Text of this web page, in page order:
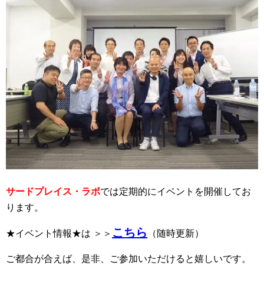
サードプレイス・ラボでは定期的にイベントを開催してお
ります。
★イベント情報★は ＞＞ こちら （随時更新）
ご都合が合えば、是非、ご参加いただけると嬉しいです。